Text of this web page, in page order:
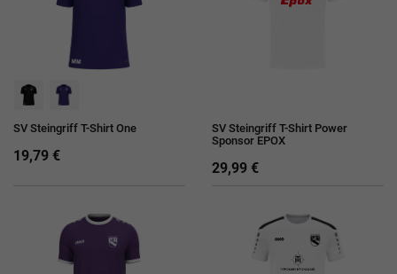
SV Steingriff T-Shirt One
19,79 €
SV Steingriff T-Shirt Power
Sponsor EPOX
29,99 €